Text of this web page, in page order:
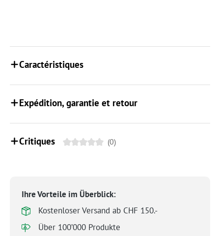
Caractéristiques
Expédition, garantie et retour
Critiques (0)
Ihre Vorteile im Überblick:
Kostenloser Versand ab CHF 150.-
Über 100’000 Produkte